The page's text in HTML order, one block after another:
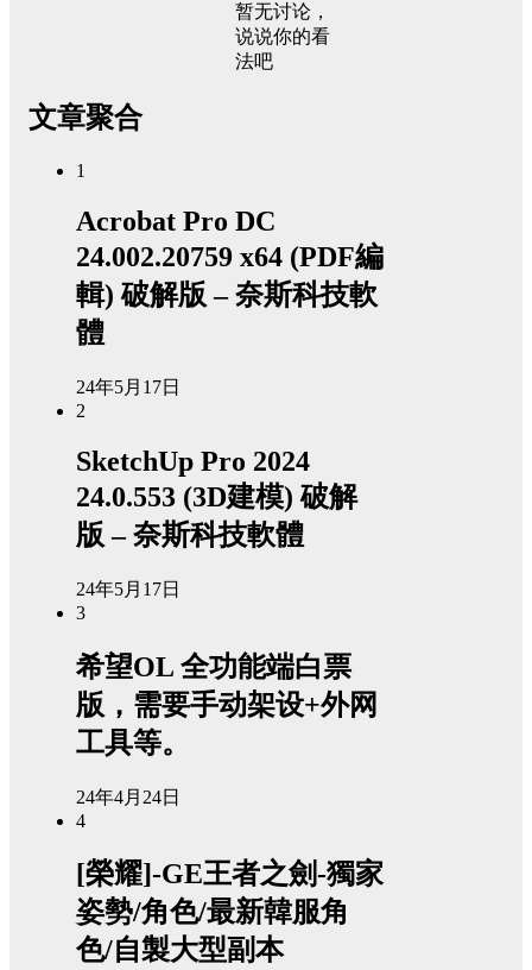
暂无讨论，
说说你的看
法吧
文章聚合
1
Acrobat Pro DC
24.002.20759 x64 (PDF編
輯) 破解版 – 奈斯科技軟
體
24年5月17日
2
SketchUp Pro 2024
24.0.553 (3D建模) 破解
版 – 奈斯科技軟體
24年5月17日
3
希望OL 全功能端白票
版，需要手动架设+外网
工具等。
24年4月24日
4
[榮耀]-GE王者之劍-獨家
姿勢/角色/最新韓服角
色/自製大型副本